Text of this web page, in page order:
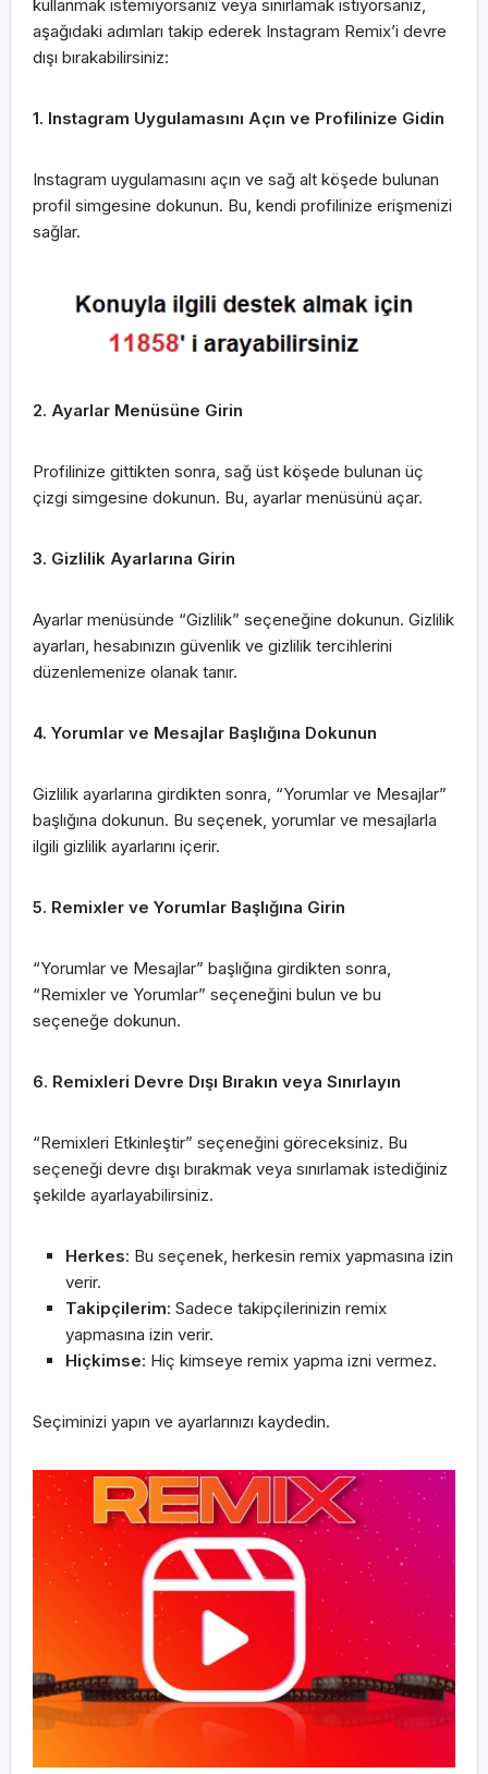
kullanmak istemiyorsanız veya sınırlamak istiyorsanız,
aşağıdaki adımları takip ederek Instagram Remix’i devre
dışı bırakabilirsiniz:
1. Instagram Uygulamasını Açın ve Profilinize Gidin
Instagram uygulamasını açın ve sağ alt köşede bulunan
profil simgesine dokunun. Bu, kendi profilinize erişmenizi
sağlar.
2. Ayarlar Menüsüne Girin
Profilinize gittikten sonra, sağ üst köşede bulunan üç
çizgi simgesine dokunun. Bu, ayarlar menüsünü açar.
3. Gizlilik Ayarlarına Girin
Ayarlar menüsünde “Gizlilik” seçeneğine dokunun. Gizlilik
ayarları, hesabınızın güvenlik ve gizlilik tercihlerini
düzenlemenize olanak tanır.
4. Yorumlar ve Mesajlar Başlığına Dokunun
Gizlilik ayarlarına girdikten sonra, “Yorumlar ve Mesajlar”
başlığına dokunun. Bu seçenek, yorumlar ve mesajlarla
ilgili gizlilik ayarlarını içerir.
5. Remixler ve Yorumlar Başlığına Girin
“Yorumlar ve Mesajlar” başlığına girdikten sonra,
“Remixler ve Yorumlar” seçeneğini bulun ve bu
seçeneğe dokunun.
6. Remixleri Devre Dışı Bırakın veya Sınırlayın
“Remixleri Etkinleştir” seçeneğini göreceksiniz. Bu
seçeneği devre dışı bırakmak veya sınırlamak istediğiniz
şekilde ayarlayabilirsiniz.
Herkes: Bu seçenek, herkesin remix yapmasına izin
verir.
Takipçilerim: Sadece takipçilerinizin remix
yapmasına izin verir.
Hiçkimse: Hiç kimseye remix yapma izni vermez.
Seçiminizi yapın ve ayarlarınızı kaydedin.